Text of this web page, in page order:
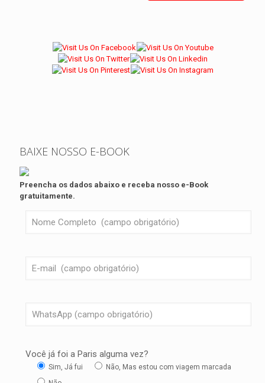
BAIXE NOSSO E-BOOK
Preencha os dados abaixo e receba nosso e-Book
gratuitamente.
Você já foi a Paris alguma vez?
Sim, Já fui
Não, Mas estou com viagem marcada